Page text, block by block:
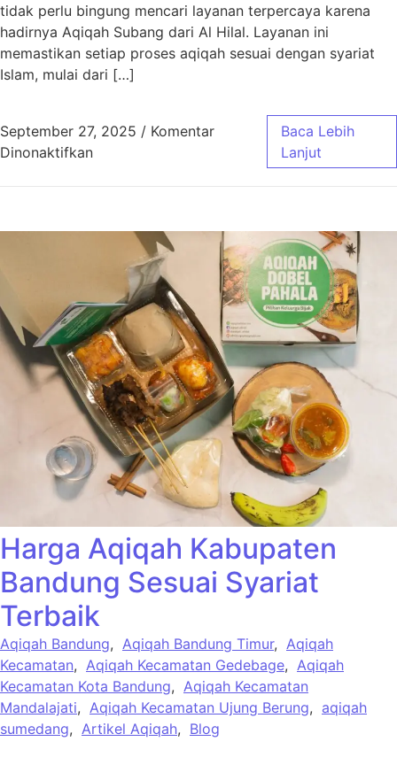
tidak perlu bingung mencari layanan terpercaya karena
hadirnya Aqiqah Subang dari Al Hilal. Layanan ini
memastikan setiap proses aqiqah sesuai dengan syariat
Islam, mulai dari […]
September 27, 2025 / Komentar
Dinonaktifkanpada Aqiqah Subang Sesuai Syariat dengan
Baca Lebih
Lanjut
Harga Aqiqah Kabupaten
Bandung Sesuai Syariat
Terbaik
Aqiqah Bandung, Aqiqah Bandung Timur, Aqiqah
Kecamatan, Aqiqah Kecamatan Gedebage, Aqiqah
Kecamatan Kota Bandung, Aqiqah Kecamatan
Mandalajati, Aqiqah Kecamatan Ujung Berung, aqiqah
sumedang, Artikel Aqiqah, Blog